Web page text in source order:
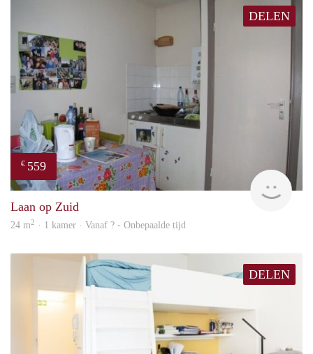
DELEN
€ 559
Laan op Zuid
24 m2 · 1 kamer · Vanaf ? - Onbepaalde tijd
DELEN